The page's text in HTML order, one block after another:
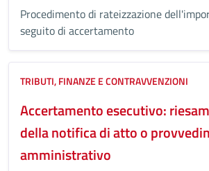
Procedimento di rateizzazione
seguito di accertamento
TRIBUTI, FINANZE E CONTRAVVENZIONI
Accertamento esecutivo:
della notifica di atto o
amministrativo